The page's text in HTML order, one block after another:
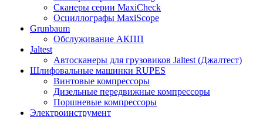
Сканеры серии MaxiCheck
Осциллографы MaxiScope
Grunbaum
Обслуживание АКПП
Jaltest
Автосканеры для грузовиков Jaltest (Джалтест)
Шлифовальные машинки RUPES
Винтовые компрессоры
Дизельные передвижные компрессоры
Поршневые компрессоры
Электроинструмент